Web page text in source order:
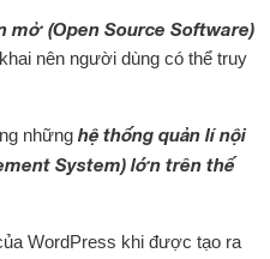
mở (Open Source Software)
nên người dùng có thể truy
những hệ thống quản lí nội
System) lớn trên thế
WordPress khi được tạo ra